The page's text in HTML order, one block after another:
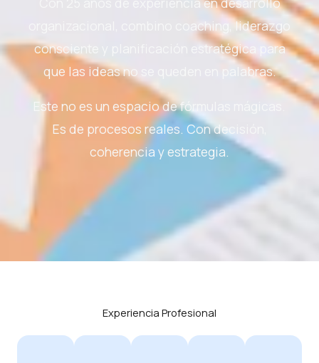
organizacional, combino coaching, liderazgo
consciente y planificación estratégica para
que las ideas no se queden en palabras.
Este no es un espacio de fórmulas mágicas.
Es de procesos reales. Con decisión,
coherencia y estrategia.
Experiencia Profesional